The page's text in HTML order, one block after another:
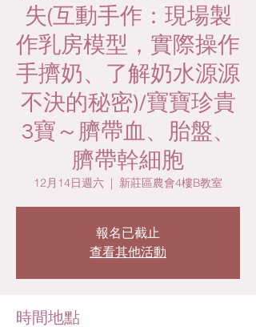
失(互動手作：現場製
作乳房模型，實際操作
手擠奶、了解奶水源源
不決的秘密)/寶寶珍貴
3寶～臍帶血、胎盤、
臍帶幹細胞
12月14日週六
  |
新莊區農會4樓B教室
報名已截止
查看其他活動
時間地點